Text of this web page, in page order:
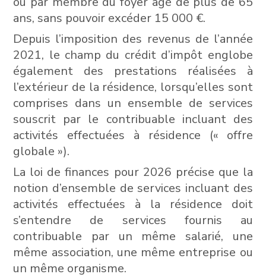
ans, sans pouvoir excéder 15 000 €.
Depuis l’imposition des revenus de l’année
2021, le champ du crédit d’impôt englobe
également des prestations réalisées à
l’extérieur de la résidence, lorsqu’elles sont
comprises dans un ensemble de services
souscrit par le contribuable incluant des
activités effectuées à résidence (« offre
globale »).
La loi de finances pour 2026 précise que la
notion d’ensemble de services incluant des
activités effectuées à la résidence doit
s’entendre de services fournis au
contribuable par un même salarié, une
même association, une même entreprise ou
un même organisme.